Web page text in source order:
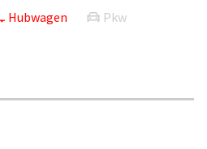
Hubwagen Pkw